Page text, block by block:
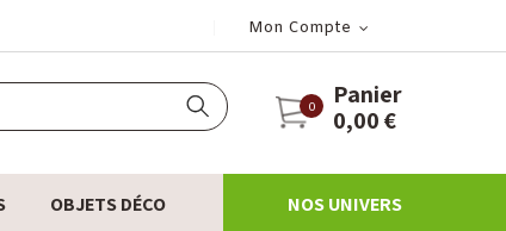
Mon Compte
0
Panier
0,00 €
OBJETS DÉCO NOS UNIVERS